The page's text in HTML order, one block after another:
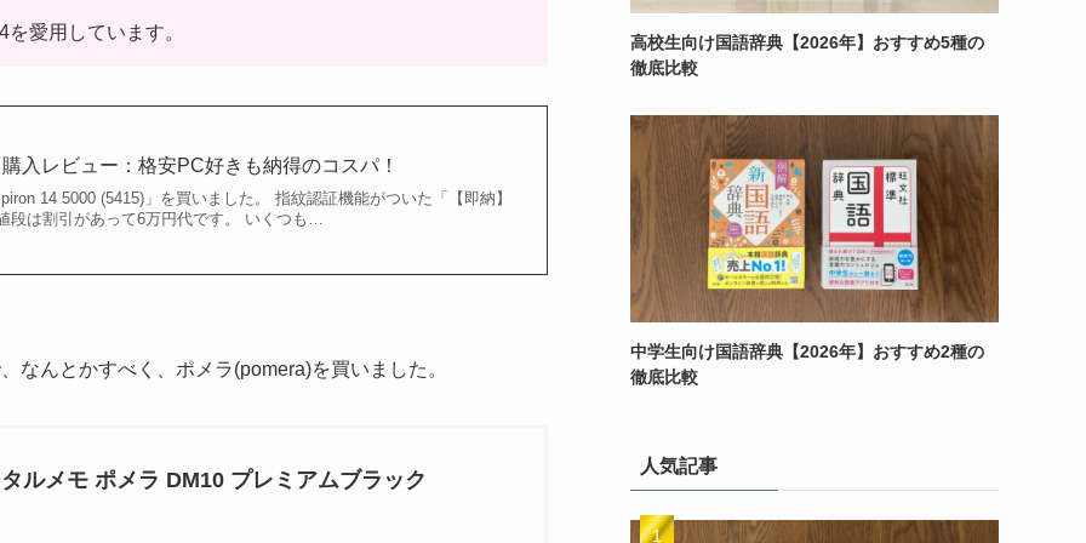
愛用しています。
入レビュー：格安PC好きも納得のコスパ！
14 5000 (5415)」を買いました。 指紋認証機能がついた「【即納】
段は割引があって6万円代です。 いくつも…
なんとかすべく、ポメラ(pomera)を買いました。
ルメモ ポメラ DM10 プレミアムブラック
高校生向け国語辞典【2026年】おすすめ5種の
徹底比較
中学生向け国語辞典【2026年】おすすめ2種の
徹底比較
人気記事